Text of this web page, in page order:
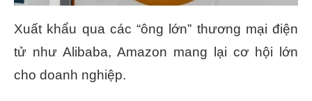
Xuất khẩu qua các “ông lớn” thương mại điện
tử như Alibaba, Amazon mang lại cơ hội lớn
cho doanh nghiệp.